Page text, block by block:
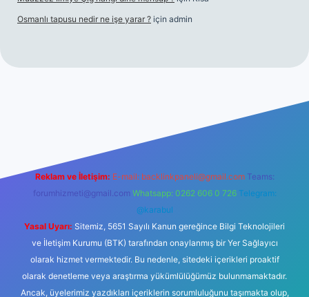
Osmanlı tapusu nedir ne işe yarar ? için admin
m elexbet
Reklam ve İletişim: E-mail: backlinkpaneli@gmail.com Teams:
forumhizmeti@gmail.com Whatsapp: 0262 606 0 726 Telegram:
@karabul
Yasal Uyarı: Sitemiz, 5651 Sayılı Kanun gereğince Bilgi Teknolojileri
ve İletişim Kurumu (BTK) tarafından onaylanmış bir Yer Sağlayıcı
olarak hizmet vermektedir. Bu nedenle, sitedeki içerikleri proaktif
olarak denetleme veya araştırma yükümlülüğümüz bulunmamaktadır.
Ancak, üyelerimiz yazdıkları içeriklerin sorumluluğunu taşımakta olup,